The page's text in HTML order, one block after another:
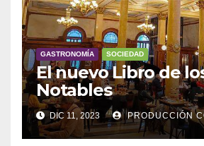
GASTRONOMÍA SOCIEDAD
El nuevo Libro de
Notables
DIC 11, 2023 PRODUCCIÓN